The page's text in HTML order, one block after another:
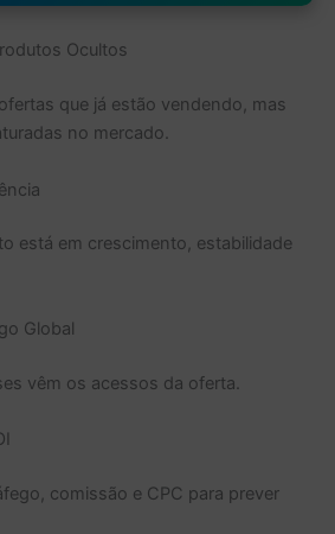
Ocultos
que já estão vendendo, mas
no mercado.
está em crescimento, estabilidade
Global
vêm os acessos da oferta.
comissão e CPC para prever